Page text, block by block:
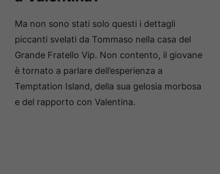
Ma non sono stati solo questi i dettagli
piccanti svelati da Tommaso nella casa del
Grande Fratello Vip. Non contento, il giovane
è tornato a parlare dell’esperienza a
Temptation Island, della sua gelosia morbosa
e del rapporto con Valentina.